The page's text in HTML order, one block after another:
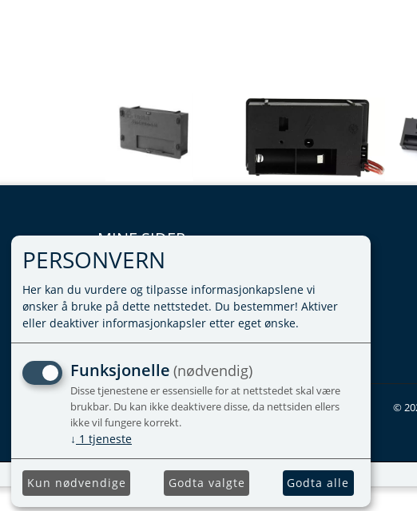
MINE SIDER
LOGG INN
VILKÅR
PERSONVERNERKLÆRING
ADMINISTRER COOKIES
©
PERSONVERN
Her kan du vurdere og tilpasse informasjonkapslene vi
ønsker å bruke på dette nettstedet. Du bestemmer! Aktiver
eller deaktiver informasjonkapsler etter eget ønske.
Funksjonelle (nødvendig)
Disse tjenestene er essensielle for at nettstedet skal være
brukbar. Du kan ikke deaktivere disse, da nettsiden ellers
ikke vil fungere korrekt.
↓ 1 tjeneste
Kun nødvendige Godta valgte Godta alle